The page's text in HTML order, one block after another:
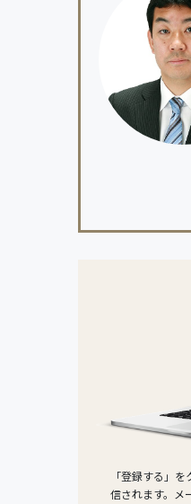
「登録する」
信されます。メ